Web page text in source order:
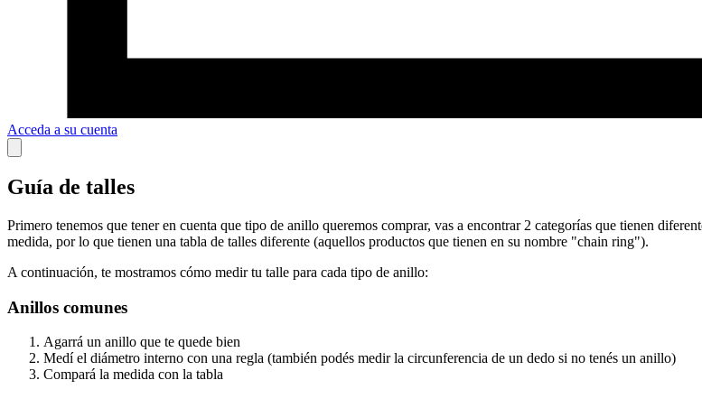
Acceda a su cuenta
Guía de talles
Primero tenemos que tener en cuenta que tipo de anillo queremos comprar, vas a encontrar 2 categorías que tienen
medida, por lo que tienen una tabla de talles diferente (aquellos productos que tienen en su nombre "chain ring").
A continuación, te mostramos cómo medir tu talle para cada tipo de anillo:
Anillos comunes
Agarrá un anillo que te quede bien
Medí el diámetro interno con una regla (también podés medir la circunferencia de un dedo si no tenés un anillo)
Compará la medida con la tabla